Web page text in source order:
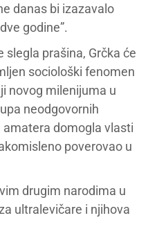
danas bi izazavalo
godine”.
slegla prašina, Grčka će
sociološki fenomen
novog milenijuma u
neodgovornih
domogla vlasti
poverovao u
drugim narodima u
ultralevičare i njihova